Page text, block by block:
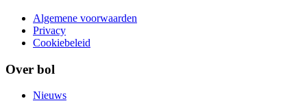
Algemene voorwaarden
Privacy
Cookiebeleid
Over bol
Nieuws